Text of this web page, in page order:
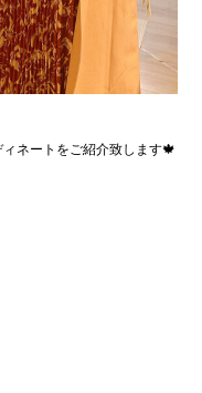
ネートをご紹介致します🍁
公式SNS